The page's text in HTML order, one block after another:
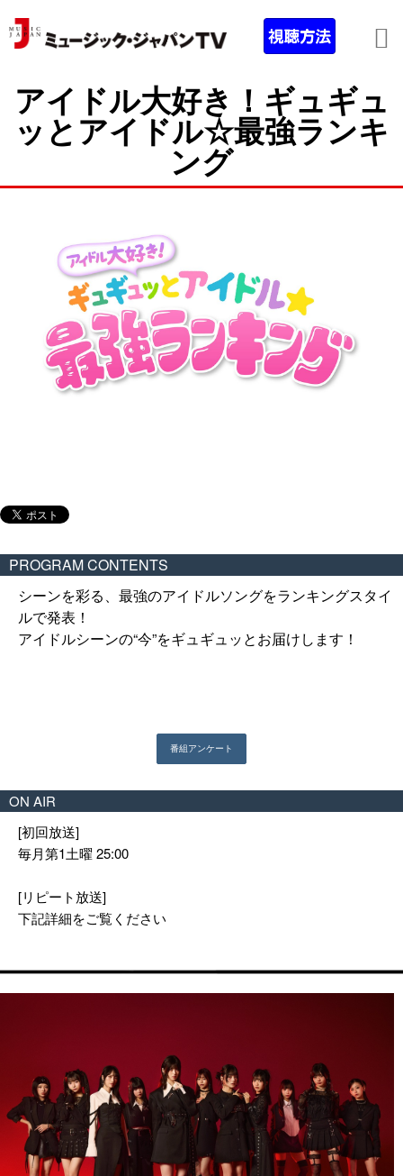
アイドル大好き！ギュギュ
ッとアイドル☆最強ランキ
ング
PROGRAM CONTENTS
シーンを彩る、最強のアイドルソングをランキングスタイ
ルで発表！
アイドルシーンの“今”をギュギュッとお届けします！
ON AIR
[初回放送]
毎月第1土曜 25:00
[リピート放送]
下記詳細をご覧ください